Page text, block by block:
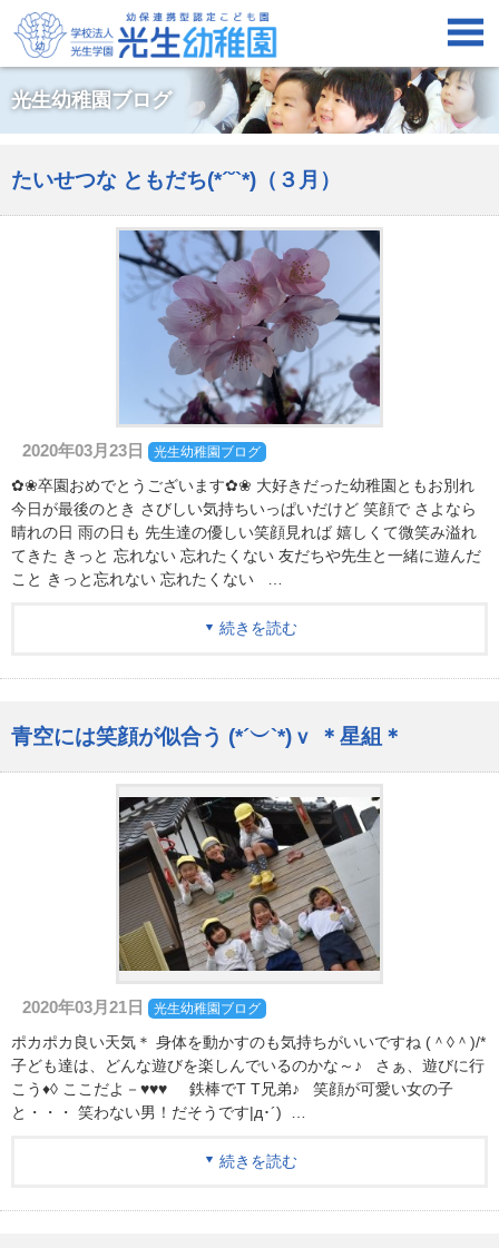

光生幼稚園ブログ
たいせつな ともだち(*´˘`*)（３月）
2020年03月23日 光生幼稚園ブログ
✿❀卒園おめでとうございます✿❀ 大好きだった幼稚園ともお別れ
今日が最後のとき さびしい気持ちいっぱいだけど 笑顔で さよなら
晴れの日 雨の日も 先生達の優しい笑顔見れば 嬉しくて微笑み溢れ
てきた きっと 忘れない 忘れたくない 友だちや先生と一緒に遊んだ
こと きっと忘れない 忘れたくない …
続きを読む
青空には笑顔が似合う (*´︶`*)ｖ ＊星組＊
2020年03月21日 光生幼稚園ブログ
ポカポカ良い天気＊ 身体を動かすのも気持ちがいいですね (＾◊＾)/*
子ども達は、どんな遊びを楽しんでいるのかな～♪ さぁ、遊びに行
こう♦◊ ここだよ－♥♥♥ 鉄棒でT T兄弟♪ 笑顔が可愛い女の子
と・・・ 笑わない男！だそうです|д･´) …
続きを読む